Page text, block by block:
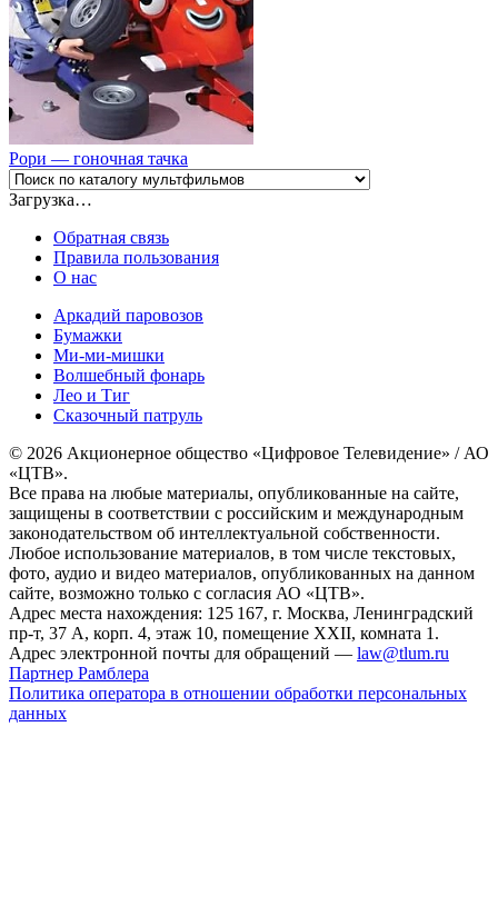
Рори — гоночная тачка
Загрузка…
Обратная связь
Правила пользования
О нас
Аркадий паровозов
Бумажки
Ми-ми-мишки
Волшебный фонарь
Лео и Тиг
Сказочный патруль
© 2026 Акционерное общество «Цифровое Телевидение» / АО
«ЦТВ».
Все права на любые материалы, опубликованные на сайте,
защищены в соответствии с российским и международным
законодательством об интеллектуальной собственности.
Любое использование материалов, в том числе текстовых,
фото, аудио и видео материалов, опубликованных на данном
сайте, возможно только с согласия АО «ЦТВ».
Адрес места нахождения: 125 167, г. Москва, Ленинградский
пр-т, 37 А, корп. 4, этаж 10, помещение XXII, комната 1.
Адрес электронной почты для обращений — law@tlum.ru
Партнер Рамблера
Политика оператора в отношении обработки персональных
данных